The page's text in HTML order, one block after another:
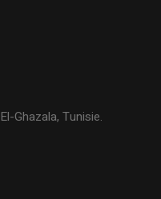
Ghazala, Tunisie.